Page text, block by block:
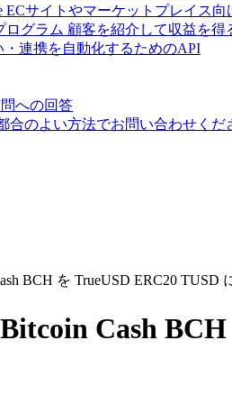
ECサイトやマーケットプレイス向
ログラム 顧客を紹介して収益を得
・連携を自動化するためのAPI
への回答
合のよい方法でお問い合わせくだ
BCH を TrueUSD ERC20 TUSD
Cash